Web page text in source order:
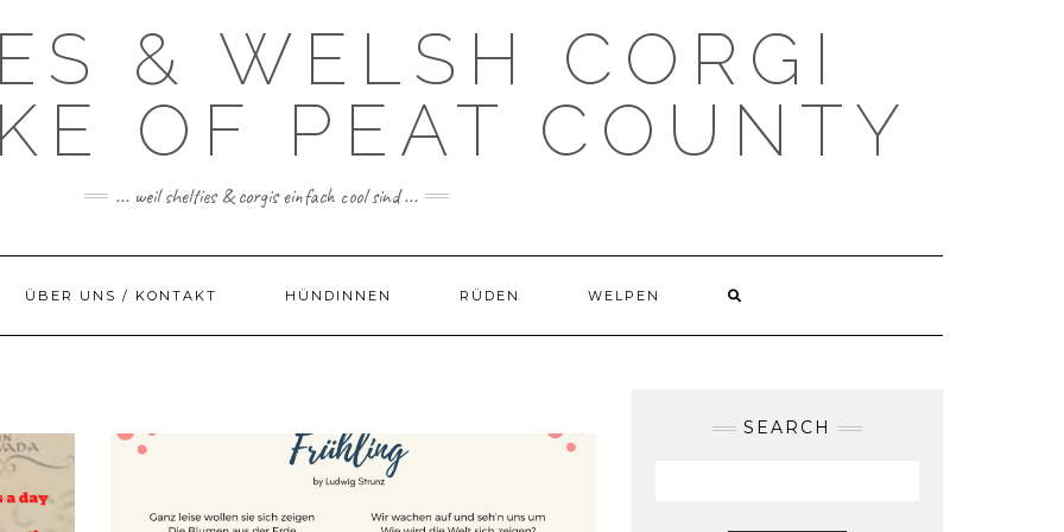
& WELSH CORGI
OF PEAT COUNTY
... weil shelties & corgis einfach cool sind ...
ÜBER UNS / KONTAKT HÜNDINNEN RÜDEN WELPEN
SEARCH